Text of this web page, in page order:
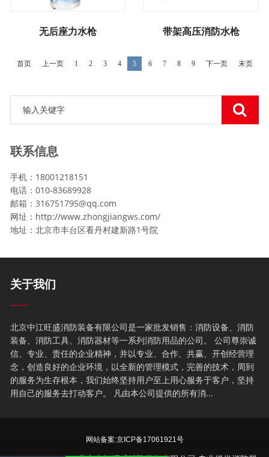
无后座力水枪 带架高压消防水枪
首页 上一页 1 2 3 4 5 6 7 8 9 下一页 末页
联系信息
手机：18001218151
电话：010-83689928
邮箱：316751795@qq.com
网址：http://www.zhongjiangws.com/
地址：北京市丰台区看丹村建新路1号院
关于我们
北京中江旺盛消防装备有限公司是一家批发销售：消防设备、消防
装备、消防工具、消防器材等一系列消防用品的公司。 公司尊崇诚
信、专业、责任的企业精神，并以专业、合作、共赢、开创经营理
念，创造良好的企业环境，以全新的管理模式，完善的技术，周到
的服务为生存根本，我们始终坚持用户至上用心服务于客户，坚持
用自己的服务去打动客户。 凡由本公司提供的所有消...
网站备案:京ICP备17061921号